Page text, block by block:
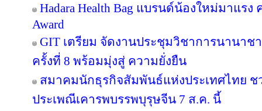
Hadara Health Bag แบรนด์น้องใหม่มาแรง
Award
GIT เตรียม จัดงานประชุมวิชาการนานา
ครั้งที่ 8 พร้อมมุ่งสู่ ความยั่งยืน
สมาคมนักธุรกิจสัมพันธ์แห่งประเทศไทย
ประเพณีเคารพบรรพบุรุษจีน 7 ส.ค. นี้